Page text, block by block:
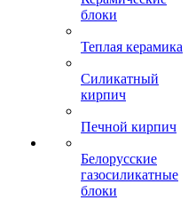
блоки
Теплая керамика
Силикатный
кирпич
Печной кирпич
Белорусские
газосиликатные
блоки